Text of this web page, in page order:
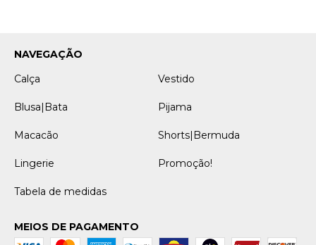
NAVEGAÇÃO
Calça
Vestido
Blusa|Bata Pijama
Macacão Shorts|Bermuda
Lingerie Promoção!
Tabela de medidas
MEIOS DE PAGAMENTO